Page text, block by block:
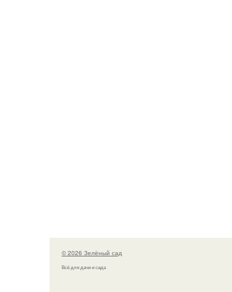
© 2026 Зелёный сад
Всё для дачи и сада